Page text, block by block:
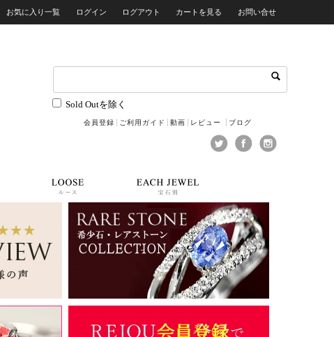
お気に入り一覧 ログイン ログアウト カートを見る お問い合せ
Sold Outを除く
会員登録 ご利用ガイド 動画 レビュー ブログ